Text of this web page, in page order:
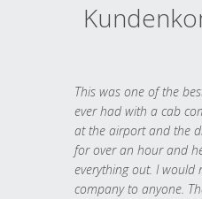
This was one of the
ever had with a cab
at the airport and the
for over an hour and
everything out. I would
company to anyone.